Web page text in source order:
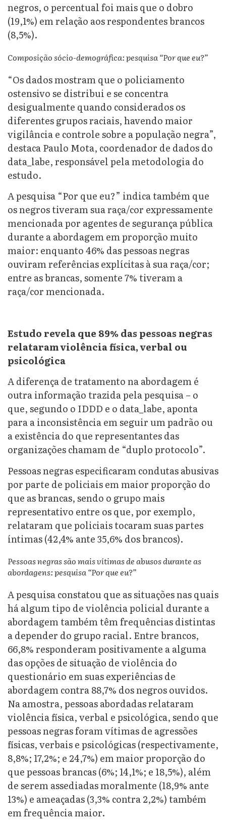
negros, o percentual foi mais que o dobro
(19,1%) em relação aos respondentes brancos
(8,5%).
Composição sócio-demográfica: pesquisa “Por que eu?”
“Os dados mostram que o policiamento
ostensivo se distribui e se concentra
desigualmente quando considerados os
diferentes grupos raciais, havendo maior
vigilância e controle sobre a população negra”,
destaca Paulo Mota, coordenador de dados do
data_labe, responsável pela metodologia do
estudo.
A pesquisa “Por que eu?” indica também que
os negros tiveram sua raça/cor expressamente
mencionada por agentes de segurança pública
durante a abordagem em proporção muito
maior: enquanto 46% das pessoas negras
ouviram referências explícitas à sua raça/cor;
entre as brancas, somente 7% tiveram a
raça/cor mencionada.
Estudo revela que 89% das pessoas negras
relataram violência física, verbal ou
psicológica
A diferença de tratamento na abordagem é
outra informação trazida pela pesquisa – o
que, segundo o IDDD e o data_labe, aponta
para a inconsistência em seguir um padrão ou
a existência do que representantes das
organizações chamam de “duplo protocolo”.
Pessoas negras especificaram condutas abusivas
por parte de policiais em maior proporção do
que as brancas, sendo o grupo mais
representativo entre os que, por exemplo,
relataram que policiais tocaram suas partes
íntimas (42,4% ante 35,6% dos brancos).
Pessoas negras são mais vítimas de abusos durante as
abordagens: pesquisa “Por que eu?”
A pesquisa constatou que as situações nas quais
há algum tipo de violência policial durante a
abordagem também têm frequências distintas
a depender do grupo racial. Entre brancos,
66,8% responderam positivamente a alguma
das opções de situação de violência do
questionário em suasexperiências de
abordagem contra 88,7% dos negros ouvidos.
Na amostra, pessoas abordadas relataram
violência física, verbal e psicológica, sendo que
pessoas negras foram vítimas de agressões
físicas, verbais e psicológicas (respectivamente,
8,8%; 17,2%; e 24,7%) em maior proporção do
que pessoas brancas (6%; 14,1%; e 18,5%), além
de serem assediadas moralmente (18,9% ante
13%) e ameaçadas (3,3% contra 2,2%) também
em frequência maior.